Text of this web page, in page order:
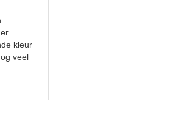
kleur
veel